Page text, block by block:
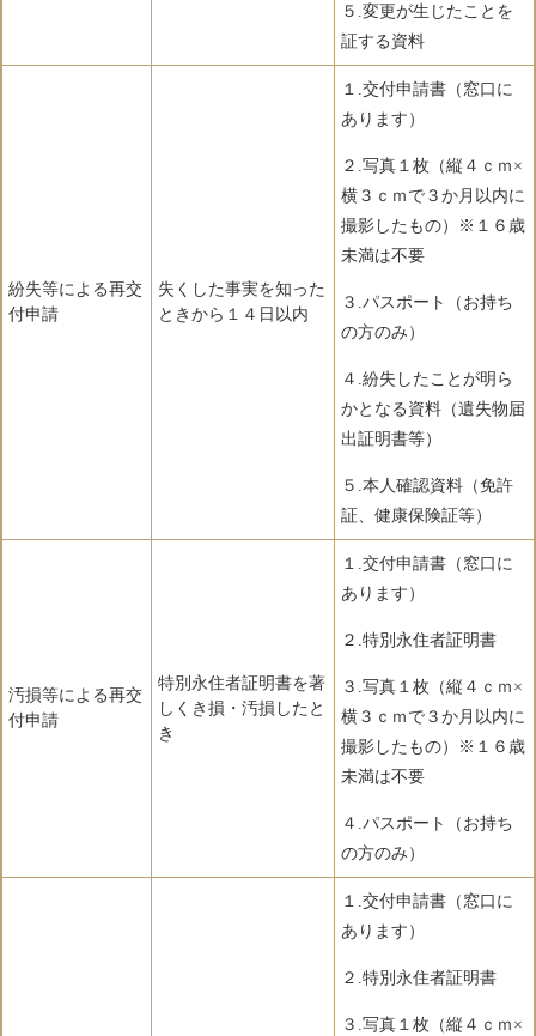
５.変更が生じたことを
証する資料
紛失等による再交
付申請
失くした事実を知った
ときから１４日以内
１.交付申請書（窓口に
あります）
２.写真１枚（縦４ｃｍ×
横３ｃｍで３か月以内に
撮影したもの）※１６歳
未満は不要
３.パスポート（お持ち
の方のみ）
４.紛失したことが明ら
かとなる資料（遺失物届
出証明書等）
５.本人確認資料（免許
証、健康保険証等）
汚損等による再交
付申請
特別永住者証明書を著
しくき損・汚損したと
き
１.交付申請書（窓口に
あります）
２.特別永住者証明書
３.写真１枚（縦４ｃｍ×
横３ｃｍで３か月以内に
撮影したもの）※１６歳
未満は不要
４.パスポート（お持ち
の方のみ）
１.交付申請書（窓口に
あります）
２.特別永住者証明書
３.写真１枚（縦４ｃｍ×